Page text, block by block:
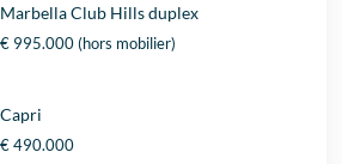
Marbella Club Hills duplex
€ 995.000(hors mobilier)
Capri
€ 490.000